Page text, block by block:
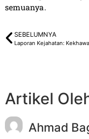
semuanya.
SEBELUMNYA
Artikel
Ahmad